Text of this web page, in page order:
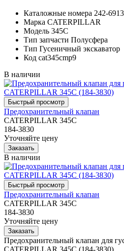
Каталожные номера 242-6913
Марка CATERPILLAR
Модель 345C
Тип запчасти Полусфера
Тип Гусеничный экскаватор
Код cat345cmp9
В наличии
Предохранительный клапан
CATERPILLAR 345C
184-3830
Уточняйте цену
В наличии
Предохранительный клапан
CATERPILLAR 345C
184-3830
Уточняйте цену
Предохранительный клапан для
CATERPILLAR 345C (184-3830)